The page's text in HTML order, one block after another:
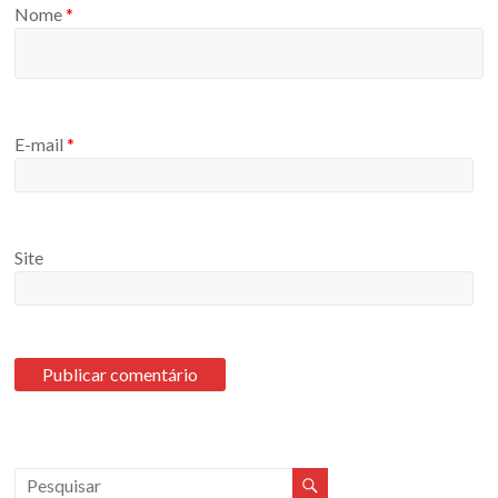
Nome*
E-mail*
Site